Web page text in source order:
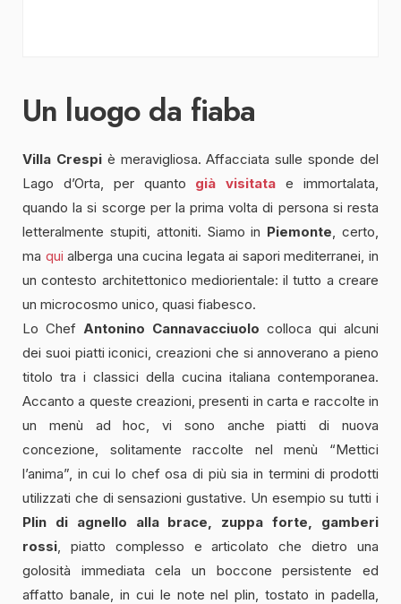
Un luogo da fiaba
Villa Crespiè meravigliosa. Affacciata sulle sponde del
Lago d’Orta, per quanto già visitata e immortalata,
quando la si scorge per la prima volta di persona si resta
letteralmente stupiti, attoniti. Siamo in Piemonte , certo,
ma qui alberga una cucina legata ai sapori mediterranei, in
un contesto architettonico mediorientale: il tutto a creare
un microcosmo unico, quasi fiabesco.
Lo Chef Antonino Cannavacciuolo colloca qui alcuni
dei suoi piatti iconici, creazioni che si annoverano a pieno
titolo tra i classici della cucina italiana contemporanea.
Accanto a queste creazioni, presenti in carta e raccolte in
un menù ad hoc, vi sono anche piatti di nuova
concezione, solitamente raccolte nel menù “Mettici
l’anima”, in cui lo chef osa di più sia in termini di prodotti
utilizzati che di sensazioni gustative. Un esempio su tutti i
Plin di agnello alla brace, zuppa forte, gamberi
rossi , piatto complesso e articolato che dietro una
golosità immediata cela un boccone persistente ed
affatto banale, in cui le note nel plin, tostato in padella,